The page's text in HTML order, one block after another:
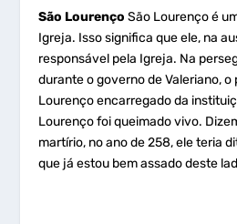
São Lourenço São Lourenço é
Igreja. Isso significa que ele, na
responsável pela Igreja. Na
durante o governo de Valeriano,
Lourenço encarregado da
Lourenço foi queimado vivo.
martírio, no ano de 258, ele teria
que já estou bem assado deste